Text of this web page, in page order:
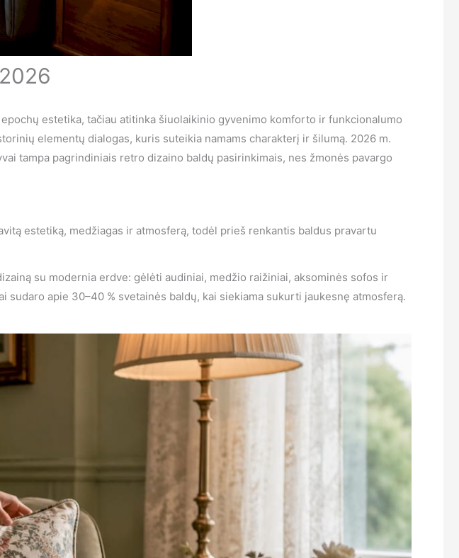
estetika, tačiau atitinka šiuolaikinio gyvenimo komforto ir funkcionalumo
elementų dialogas, kuris suteikia namams charakterį ir šilumą. 2026 m.
tampa pagrindiniais retro dizaino baldų pasirinkimais, nes žmonės pavargo
estetiką, medžiagas ir atmosferą, todėl prieš renkantis baldus pravartu
su modernia erdve: gėlėti audiniai, medžio raižiniai, aksominės sofos ir
apie 30–40 % svetainės baldų, kai siekiama sukurti jaukesnę atmosferą.